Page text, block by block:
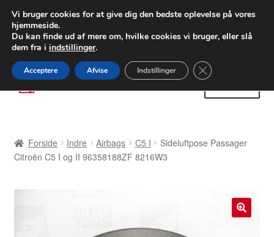
LEVERING fra 55 kr.
FEDEX verdensomspændende forsendelse
80 82 72 02
Spring
til
Spring
til
Betalinger
Forside Indre Airbags C5 I
Sideluftpose Passager
Citroën C5 I og II 96358188ZF 8216W3
Vi bruger cookies for at give dig den bedste oplevelse på vores
hjemmeside.
Du kan finde ud af mere om, hvilke cookies vi bruger, eller slå
dem fra i indstillinger.
Acceptere Afvise Indstillinger Close GDPR